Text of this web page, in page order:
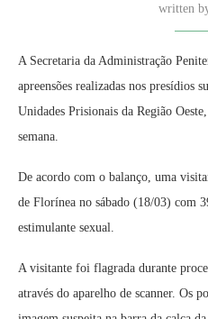
written
A Secretaria da Administração
apreensões realizadas nos presídios
Unidades Prisionais da Região
semana.
De acordo com o balanço, uma
de Florínea no sábado (18/03) com
estimulante sexual.
A visitante foi flagrada durante
através do aparelho de scanner. Os